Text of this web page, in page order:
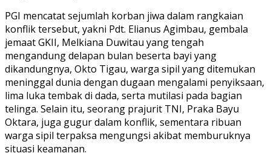
PGI mencatat sejumlah korban jiwa dalam rangkaian
konflik tersebut, yakni Pdt. Elianus Agimbau, gembala
jemaat GKII, Melkiana Duwitau yang tengah
mengandung delapan bulan beserta bayi yang
dikandungnya, Okto Tigau, warga sipil yang ditemukan
meninggal dunia dengan dugaan mengalami penyiksaan,
lima luka tembak di dada, serta mutilasi pada bagian
telinga. Selain itu, seorang prajurit TNI, Praka Bayu
Oktara, juga gugur dalam konflik, sementara ribuan
warga sipil terpaksa mengungsi akibat memburuknya
situasi keamanan.